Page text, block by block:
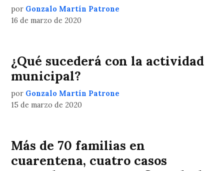
por Gonzalo Martín Patrone
16 de marzo de 2020
¿Qué sucederá con la actividad
municipal?
por Gonzalo Martín Patrone
15 de marzo de 2020
Más de 70 familias en
cuarentena, cuatro casos